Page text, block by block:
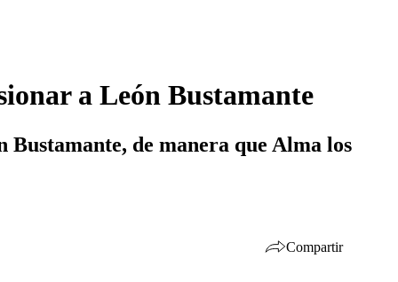
a León Bustamante
Bustamante, de manera que Alma los
Compartir